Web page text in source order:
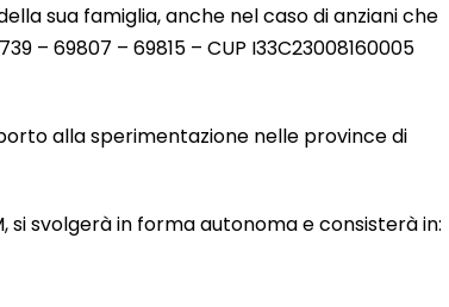
sua famiglia, anche nel caso di anziani che
– 69807 – 69815 – CUP I33C23008160005
alla sperimentazione nelle province di
si svolgerà in forma autonoma e consisterà in: